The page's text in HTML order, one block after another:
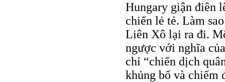
Hungary giận điên
chiến lẻ tẻ. Làm
Liên Xô lại ra đi.
ngược với nghĩa
chỉ “chiến dịch
khủng bố và chiếm